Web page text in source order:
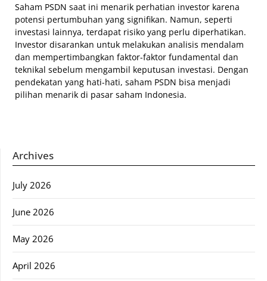
Saham PSDN saat ini menarik perhatian investor karena
potensi pertumbuhan yang signifikan. Namun, seperti
investasi lainnya, terdapat risiko yang perlu diperhatikan.
Investor disarankan untuk melakukan analisis mendalam
dan mempertimbangkan faktor-faktor fundamental dan
teknikal sebelum mengambil keputusan investasi. Dengan
pendekatan yang hati-hati, saham PSDN bisa menjadi
pilihan menarik di pasar saham Indonesia.
Archives
July 2026
June 2026
May 2026
April 2026